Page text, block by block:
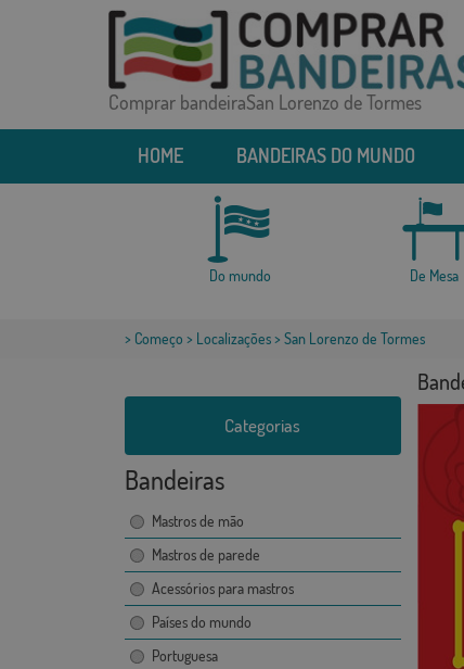
Comprar bandeiraSan Lorenzo de Tormes
HOME BANDEIRAS DO MUNDO
Do mundo De Mesa
> Começo > Localizações> San Lorenzo de Tormes
Categorias
Bandeiras
Mastros de mão
Mastros de parede
Acessórios para mastros
Países do mundo
Portuguesa